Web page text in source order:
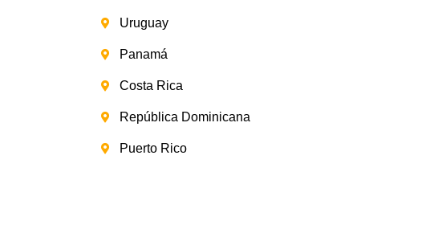
Uruguay
Panamá
Costa Rica
República Dominicana
Puerto Rico